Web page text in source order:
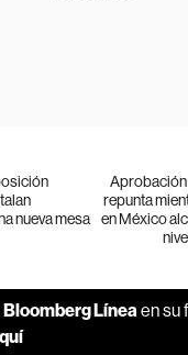
nueva mesa
Aprobación
repunta
en México
Bloomberg Línea en su